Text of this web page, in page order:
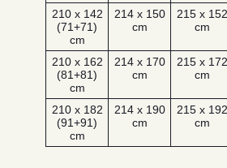
210 x 142
(71+71)
cm
214 x 150
cm
215 x
cm
210 x 162
(81+81)
cm
214 x 170
cm
215 x
cm
210 x 182
(91+91)
cm
214 x 190
cm
215 x
cm